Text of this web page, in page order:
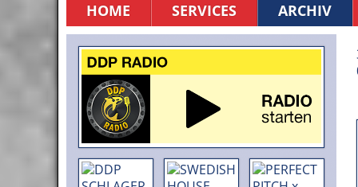
HOME SERVICES ARCHIV